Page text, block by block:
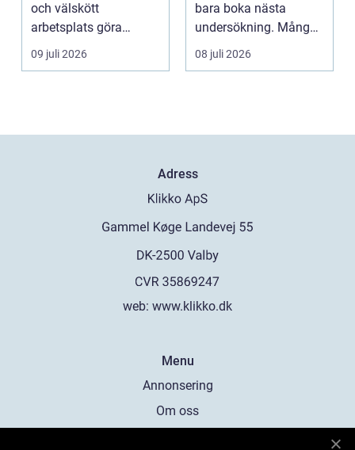
och välskött
arbetsplats göra
underverk fö...
09 juli 2026
bara boka nästa
undersökning. Många
vill ha en tandläkare
s...
08 juli 2026
Adress
web: www.klikko.dk
Menu
Annonsering
Om oss